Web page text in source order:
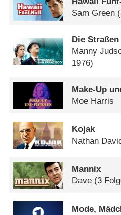
Sam Green
Die
Manny
1976)
Make-Up
Moe Harris
Kojak
Nathan
Mannix
Dave (3
Mode,